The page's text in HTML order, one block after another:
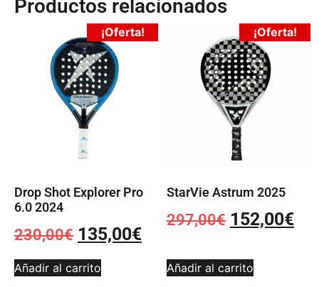
Productos relacionados
¡Oferta!
Drop Shot Explorer Pro
6.0 2024
230,00€ 135,00€
Añadir al carrito
¡Oferta!
StarVie Astrum 2025
297,00€ 152,00€
Añadir al carrito